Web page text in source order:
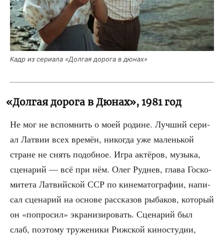
Кадр из сери­а­ла «Дол­гая доро­га в дюнах»
«Долгая дорога в Дюнах», 1981 год
Не мог не вспом­нить о моей родине. Луч­ший сери­
ал Лат­вии всех вре­мён, нико­гда уже малень­кой
стране не снять подоб­ное. Игра актё­ров, музы­ка,
сце­на­рий — всё при нём. Олег Руд­нев, гла­ва Гос­ко­
ми­те­та Лат­вий­ской ССР по кине­ма­то­гра­фии, напи­
сал сце­на­рий на осно­ве рас­ска­зов рыба­ков, кото­рый
он «попро­сил» экра­ни­зи­ро­вать. Сце­на­рий был
слаб, поэто­му тру­же­ни­ки Риж­ской кино­сту­дии,